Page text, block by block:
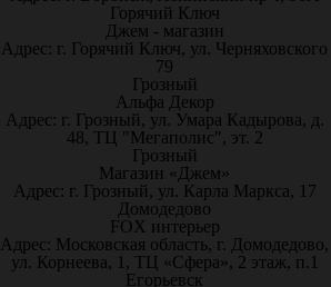
Горячий Ключ
Джем - магазин
Адрес: г. Горячий Ключ, ул. Черняховского
79
Грозный
Альфа Декор
Адрес: г. Грозный, ул. Умара Кадырова, д.
48, ТЦ "Мегаполис", эт. 2
Грозный
Магазин «Джем»
Адрес: г. Грозный, ул. Карла Маркса, 17
Домодедово
FOX интерьер
Адрес: Московская область, г. Домодедово,
ул. Корнеева, 1, ТЦ «Сфера», 2 этаж, п.1
Егорьевск